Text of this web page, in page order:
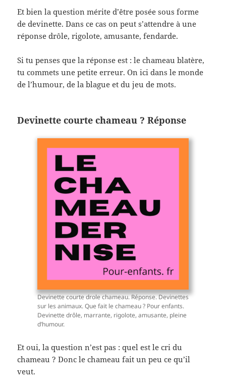
Et bien la question mérite d’être posée sous forme
de devinette. Dans ce cas on peut s’attendre à une
réponse drôle, rigolote, amusante, fendarde.
Si tu penses que la réponse est : le chameau blatère,
tu commets une petite erreur. On ici dans le monde
de l’humour, de la blague et du jeu de mots.
Devinette courte chameau ? Réponse
Devinette courte drole chameau. Réponse. Devinettes
sur les animaux. Que fait le chameau ? Pour enfants.
Devinette drôle, marrante, rigolote, amusante, pleine
d’humour.
Et oui, la question n’est pas : quel est le cri du
chameau ? Donc le chameau fait un peu ce qu’il
veut.